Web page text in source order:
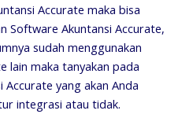
Accurate maka bisa
Software Akuntansi Accurate,
sudah menggunakan
lain maka tanyakan pada
yang akan Anda
integrasi atau tidak.